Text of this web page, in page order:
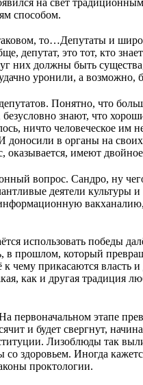
способом.
то…Депутаты и
депутат, это тот, кто
них должны быть
уронили, а возможно,
Понятно, что
безусловно знают, что
ничто человеческое
доносили в органы на
оказывается, имеют
вопрос. Сандро, ну
деятели культуры
вакханалию,
использовать победы
в прошлом, который
прикасаются власть и
как и другая традиция
этапе
и будет свергнут,
Лизоблюды так
здоровьем. Иногда
проктологии.